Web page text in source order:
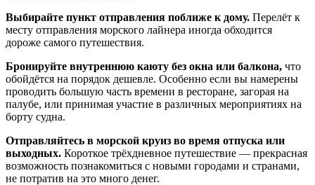
Выбирайте пункт отправления поближе к дому. Перелёт к
месту отправления морского лайнера иногда обходится
дороже самого путешествия.
Бронируйте внутреннюю каюту без окна или балкона, что
обойдётся на порядок дешевле. Особенно если вы намерены
проводить большую часть времени в ресторане, загорая на
палубе, или принимая участие в различных мероприятиях на
борту судна.
Отправляйтесь в морской круиз во время отпуска или
выходных. Короткое трёхдневное путешествие — прекрасная
возможность познакомиться с новыми городами и странами,
не потратив на это много денег.